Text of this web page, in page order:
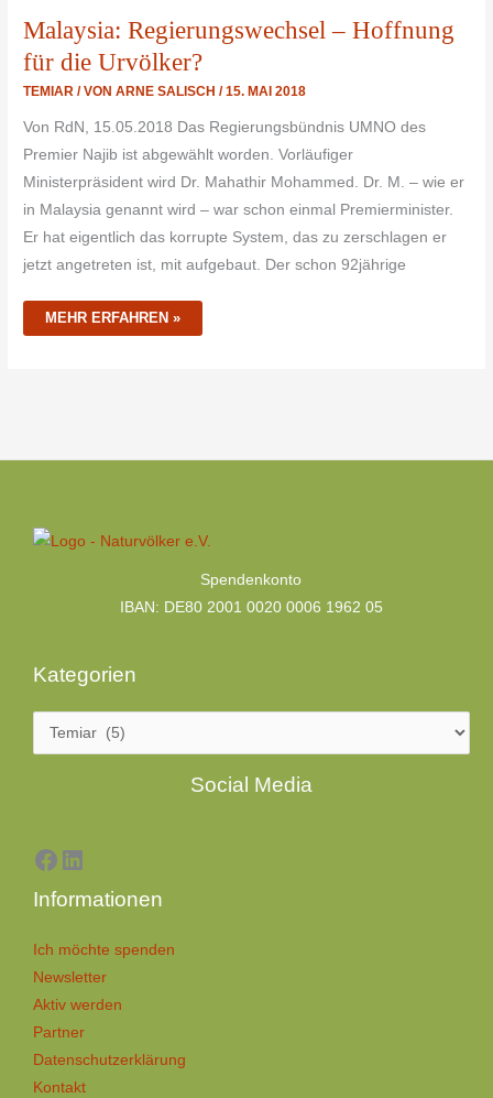
Malaysia: Regierungswechsel – Hoffnung
für die Urvölker?
TEMIAR / VONARNE SALISCH/15. MAI 2018
Von RdN, 15.05.2018 Das Regierungsbündnis UMNO des
Premier Najib ist abgewählt worden. Vorläufiger
Ministerpräsident wird Dr. Mahathir Mohammed. Dr. M. – wie er
in Malaysia genannt wird – war schon einmal Premierminister.
Er hat eigentlich das korrupte System, das zu zerschlagen er
jetzt angetreten ist, mit aufgebaut. Der schon 92jährige
MEHR ERFAHREN »
Spendenkonto
IBAN: DE80 2001 0020 0006 1962 05
Kategorien
Social Media
Facebook
LinkedIn
Informationen
Ich möchte spenden
Newsletter
Aktiv werden
Partner
Datenschutzerklärung
Kontakt